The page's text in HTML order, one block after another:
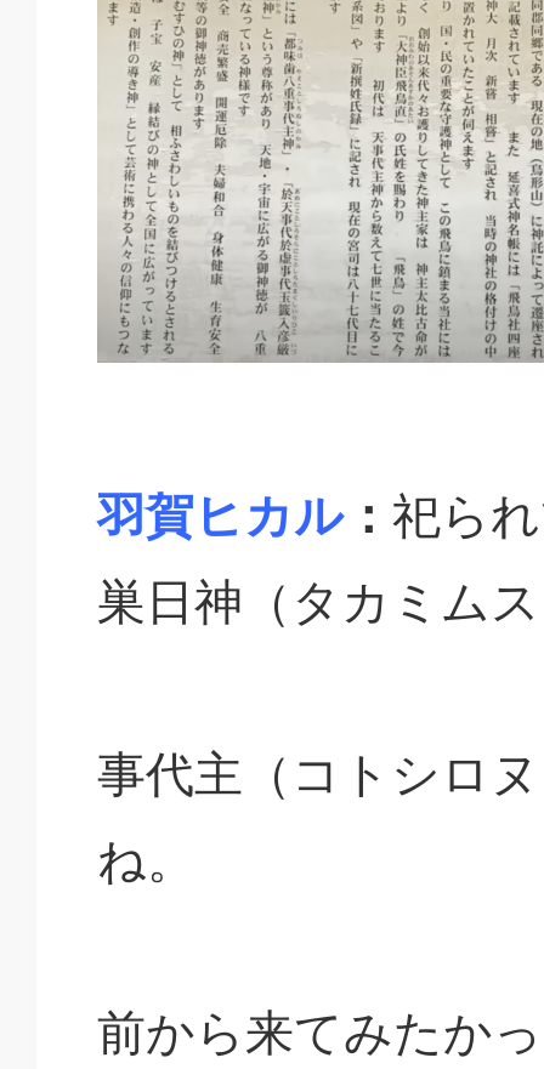
羽賀ヒカル： 祀ら
巣日神（タカミム
事代主（コトシロ
ね。
前から来てみたか